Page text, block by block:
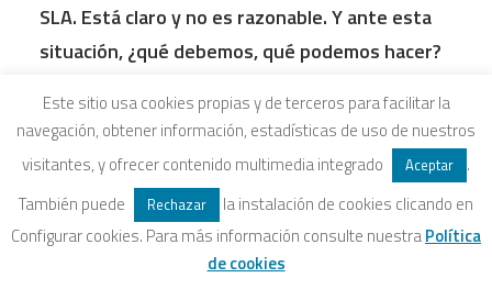
SLA. Está claro y no es razonable. Y ante esta
situación, ¿qué debemos, qué podemos hacer?
ERF:No puedes hacer nada aparte de protestar.
Ante esto estamos indefensos, no puedes dejar
de comer ni es factible comprobar tú mismo la
radiactividad en cada caso. Es un timo, como diría
Mario Bunge. Hace meses explicaban que ni en
los alimentos se había llegado a los niveles
Este sitio usa cookies propias y de terceros para facilitar la
navegación, obtener información, estadísticas de uso de nuestros
visitantes, y ofrecer contenido multimedia integrado
Aceptar
.
También puede
Rechazar
la instalación de cookies clicando en
Configurar cookies. Para más información consulte nuestraPolítica
de cookies